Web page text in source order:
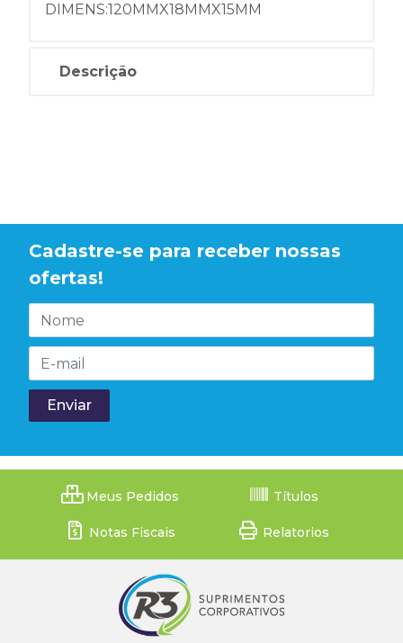
DIMENS:120MMX18MMX15MM
Descrição
Cadastre-se para receber nossas
ofertas!
Meus Pedidos Títulos
Notas Fiscais Relatorios